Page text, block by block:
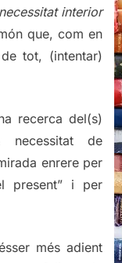
necessitat interior
que, com en
tot, (intentar)
recerca del(s)
necessitat de
enrere per
present” i per
més adient